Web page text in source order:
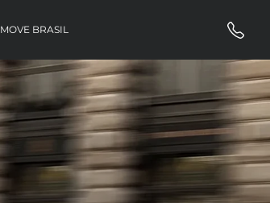
MOVE BRASIL